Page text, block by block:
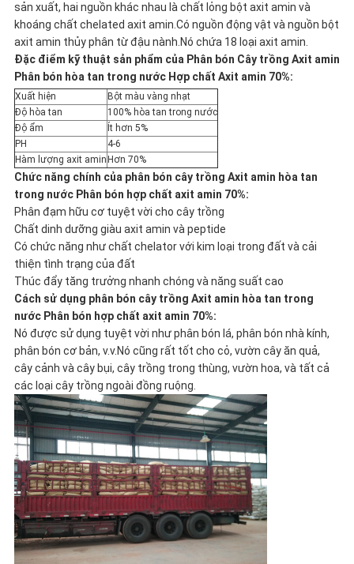
TÔI
YÊU
CẦU
BÁO
GIÁ
SƠ
ĐỒ
TRANG
WEB
CHÍNH
SÁCH
BẢO
MẬT
sản xuất, hai nguồn khác nhau là chất lỏng bột axit amin và
khoáng chất chelated axit amin.Có nguồn động vật và nguồn bột
axit amin thủy phân từ đậu nành.Nó chứa 18 loại axit amin.
Đặc điểm kỹ thuật sản phẩm của Phân bón Cây trồng Axit amin
Phân bón hòa tan trong nước Hợp chất Axit amin 70%:
Xuất hiện
Bột màu vàng nhạt
Độ hòa tan
100% hòa tan trong nước
Độ ẩm
Ít hơn 5%
PH
4-6
Hàm lượng axit amin Hơn 70%
Chức năng chính của phân bón cây trồng Axit amin hòa tan
trong nước Phân bón hợp chất axit amin 70%:
Phân đạm hữu cơ tuyệt vời cho cây trồng
Chất dinh dưỡng giàu axit amin và peptide
Có chức năng như chất chelator với kim loại trong đất và cải
thiện tình trạng của đất
Thúc đẩy tăng trưởng nhanh chóng và năng suất cao
Cách sử dụng phân bón cây trồng Axit amin hòa tan trong
nước Phân bón hợp chất axit amin 70%:
Nó được sử dụng tuyệt vời như phân bón lá, phân bón nhà kính,
phân bón cơ bản, v.v.Nó cũng rất tốt cho cỏ, vườn cây ăn quả,
cây cảnh và cây bụi, cây trồng trong thùng, vườn hoa, và tất cả
các loại cây trồng ngoài đồng ruộng.